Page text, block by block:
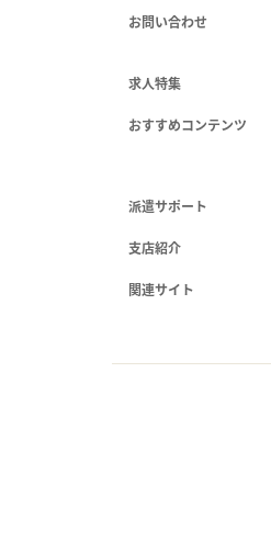
お問い合わせ
求人特集
おすすめコンテンツ
派遣サポート
支店紹介
関連サイト